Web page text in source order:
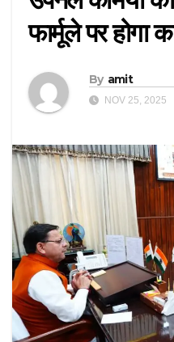
फार्मूले पर होगा
By amit
NOV 25, 2025